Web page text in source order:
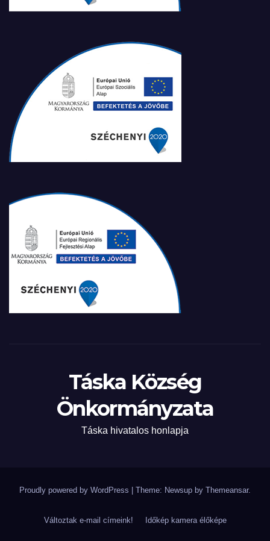
Táska Község
Önkormányzata
Táska hivatalos honlapja
Proudly powered by WordPress Theme: Newsup by Themeansar.
Változtak e-mail címeink! Időkép kamera élőképe